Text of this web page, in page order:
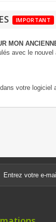
IMPORTANT
MON
avec le
votre